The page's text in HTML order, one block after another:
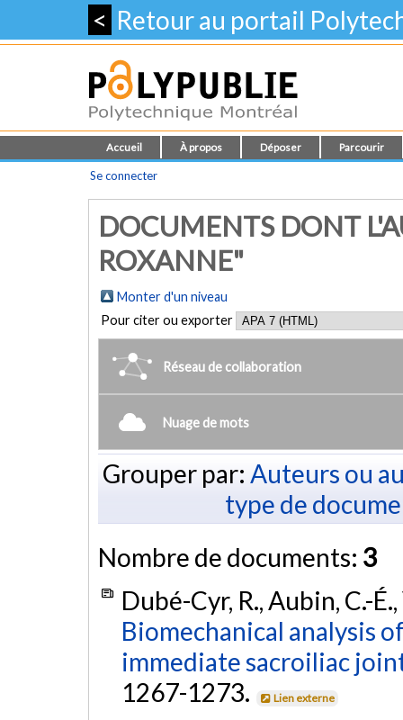
< Retour au portail
Accueil À propos Déposer Parcourir
Se connecter
DOCUMENTS DONT
ROXANNE"
Monter d'un niveau
Pour citer ou exporter
Réseau de collaboration
Nuage de mots
Grouper par: Auteurs ou
type de
Nombre de documents: 3
Dubé-Cyr, R., Aubin, C.-
Biomechanical analysis
immediate sacroiliac
1267-1273.
Lien externe